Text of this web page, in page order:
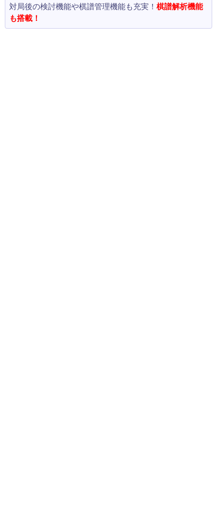
対局後の検討機能や棋譜管理機能も充実！ 棋譜解析機能
も搭載！